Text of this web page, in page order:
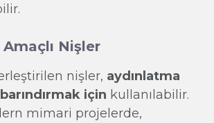
Nişler
nişler, aydınlatma
için kullanılabilir.
mimari projelerde,